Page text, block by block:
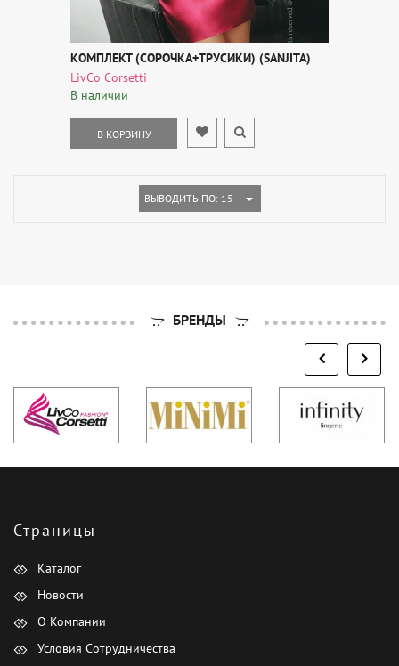
КОМПЛЕКТ (СОРОЧКА+ТРУСИКИ) (SANJITA)
LivCo Corsetti
В наличии
В КОРЗИНУ
ВЫВОДИТЬ ПО: 15 TOGGLE DROPDOWN
БРЕНДЫ
Страницы
Каталог
Новости
О Компании
Условия Сотрудничества